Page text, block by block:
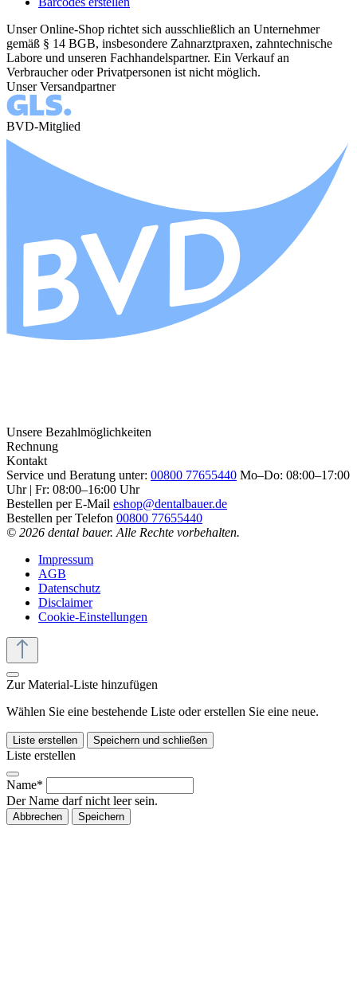
Unser Online-Shop richtet sich ausschließlich an Unternehmer
gemäß § 14 BGB, insbesondere Zahnarztpraxen, zahntechnische
Labore und unseren Fachhandelspartner. Ein Verkauf an
Verbraucher oder Privatpersonen ist nicht möglich.
Unser Versandpartner
BVD-Mitglied
Unsere Bezahlmöglichkeiten
Rechnung
Kontakt
Service und Beratung unter: 00800 77655440 Mo–Do: 08:00–17:00
Uhr | Fr: 08:00–16:00 Uhr
Bestellen per E-Mail eshop@dentalbauer.de
Bestellen per Telefon 00800 77655440
© 2026 dental bauer. Alle Rechte vorbehalten.
Impressum
AGB
Datenschutz
Disclaimer
Cookie-Einstellungen
Zur Material-Liste hinzufügen
Wählen Sie eine bestehende Liste oder erstellen Sie eine neue.
Liste erstellen Speichern und schließen
Liste erstellen
Name*
Der Name darf nicht leer sein.
Abbrechen Speichern